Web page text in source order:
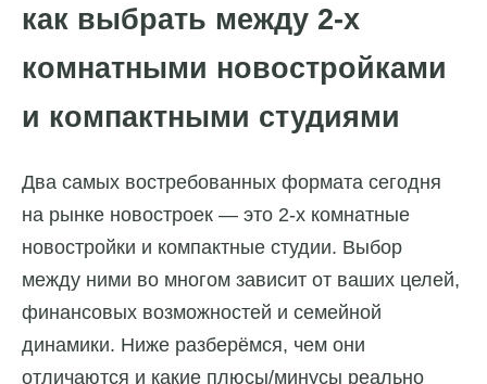
как выбрать между 2-х
комнатными новостройками
и компактными студиями
Два самых востребованных формата сегодня
на рынке новостроек — это 2-х комнатные
новостройки и компактные студии. Выбор
между ними во многом зависит от ваших целей,
финансовых возможностей и семейной
динамики. Ниже разберёмся, чем они
отличаются и какие плюсы/минусы реально